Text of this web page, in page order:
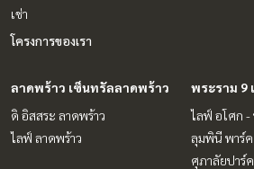
เช่า
โครงการของเรา
ลาดพร้าว เซ็นทรัลลาดพร้าว
ดิ อิสสระ ลาดพร้าว
ไลฟ์ ลาดพร้าว
พระราม 9
ไลฟ์ อโศก -
ลุมพินี พาร์ค
ศุภาลัยปาร์